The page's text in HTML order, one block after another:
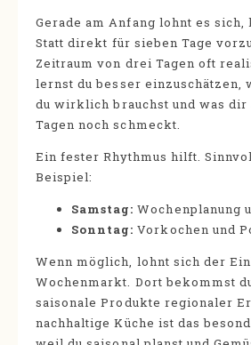
Gerade am Anfang lohnt es
Statt direkt für sieben Tage
Zeitraum von drei Tagen oft
lernst du besser einzuschätzen,
du wirklich brauchst und was dir
Tagen noch schmeckt.
Ein fester Rhythmus hilft.
Beispiel:
Samstag: Wochenplanung
Sonntag: Vorkochen und
Wenn möglich, lohnt sich der
Wochenmarkt. Dort bekommst
saisonale Produkte regionaler
nachhaltige Küche ist das